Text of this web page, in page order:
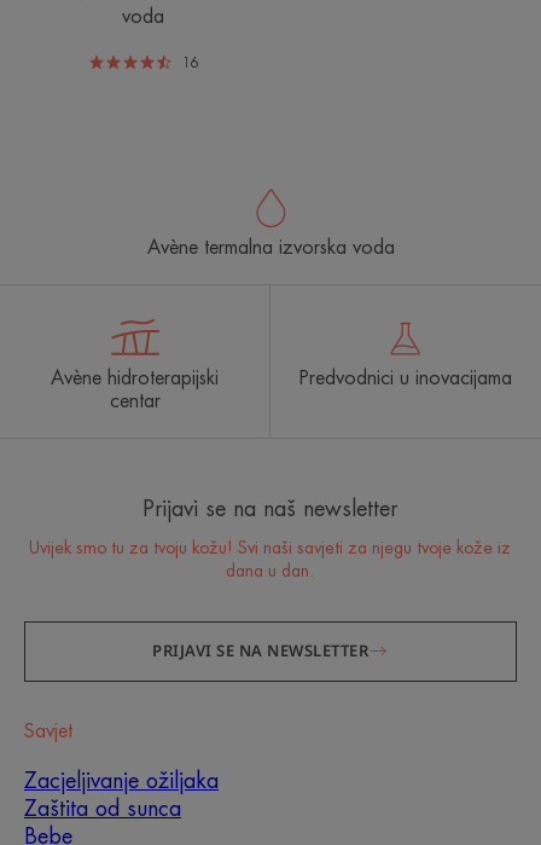
voda
16
Avène termalna izvorska voda
Avène hidroterapijski
centar
Predvodnici u inovacijama
Prijavi se na naš newsletter
Uvijek smo tu za tvoju kožu! Svi naši savjeti za njegu tvoje kože iz
dana u dan.
PRIJAVI SE NA NEWSLETTER
Savjet
Zacjeljivanje ožiljaka
Zaštita od sunca
Bebe